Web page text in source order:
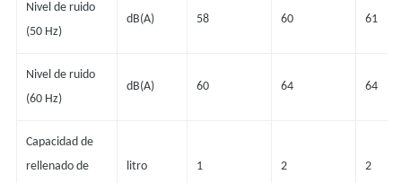
Nivel de ruido
(50 Hz)
dB(A) 58 60 61
Nivel de ruido
(60 Hz)
dB(A) 60 64 64
Capacidad de
rellenado de
litro 1 2 2